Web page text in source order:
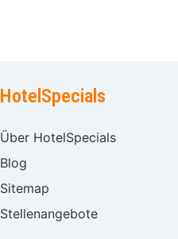
HotelSpecials
Über HotelSpecials
Blog
Sitemap
Stellenangebote